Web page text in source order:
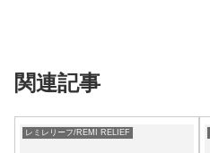
関連記事
レミレリーフ/REMI RELIEF